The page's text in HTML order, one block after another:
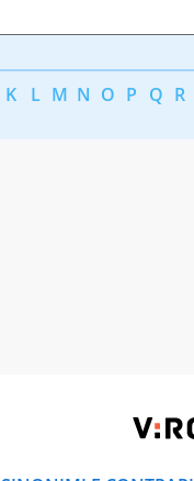
K L M N O P Q R